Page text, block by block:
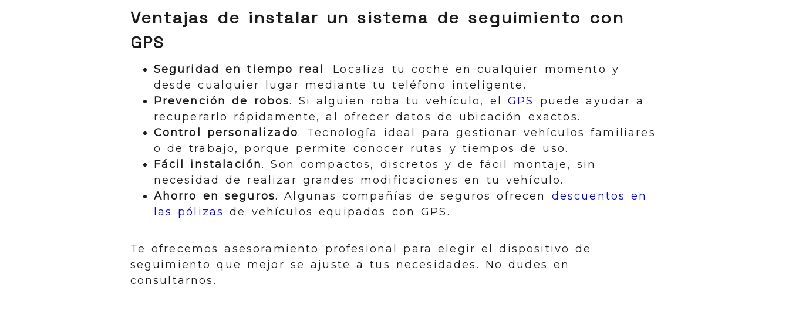
Ventajas de instalar un sistema de seguimiento con
GPS
Seguridad en tiempo real. Localiza tu coche en cualquier momento y
desde cualquier lugar mediante tu teléfono inteligente.
Prevención de robos. Si alguien roba tu vehículo, elGPS
puede ayudar a
recuperarlo rápidamente, al ofrecer datos de ubicación exactos.
Control personalizado. Tecnología ideal para gestionar vehículos familiares
o de trabajo, porque permite conocer rutas y tiempos de uso.
Fácil instalación. Son compactos, discretos y de fácil montaje, sin
necesidad de realizar grandes modificaciones en tu vehículo.
Ahorro en seguros. Algunas compañías de seguros ofrecen descuentos en
las pólizas de vehículos equipados con GPS.
Te ofrecemos asesoramiento profesional para elegir el dispositivo de
seguimiento que mejor se ajuste a tus necesidades. No dudes en
consultarnos.